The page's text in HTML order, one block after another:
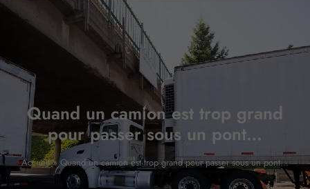
Quand un camion est trop grand
pour passer sous un pont…
Accueil»Quand un camion est trop grand pour passer sous un pont…